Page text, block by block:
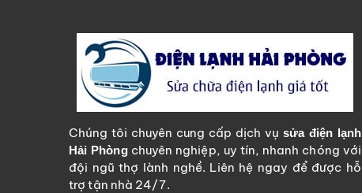
Chúng tôi chuyên cung cấp dịch vụ sửa điện lạnh
Hải Phòngchuyên nghiệp, uy tín, nhanh chóng với
đội ngũ thợ lành nghề. Liên hệ ngay để được hỗ
trợ tận nhà 24/7.